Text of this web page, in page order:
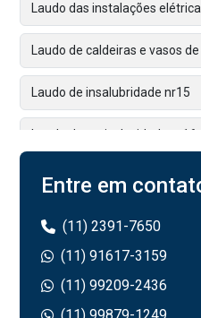
Laudo das instalações
Laudo de caldeiras e vasos
Laudo de insalubridade nr15
Laudo de periculosidade nr16
Laudo de spda
Laudo de spda preço
Laudo ergonômico nr17
Entre em
(11) 2391-7650
(11) 91617-3159
(11) 99209-2436